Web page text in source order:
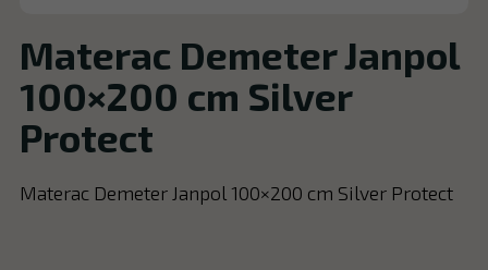
Materac Demeter Janpol
100×200 cm Silver
Protect
Materac Demeter Janpol 100×200 cm Silver Protect